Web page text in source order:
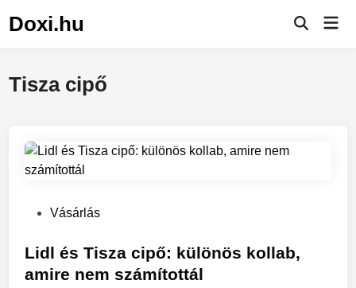
Doxi.hu
Tisza cipő
s
t
Vásárlás
Lidl és Tisza cipő: különös kollab,
amire nem számítottál